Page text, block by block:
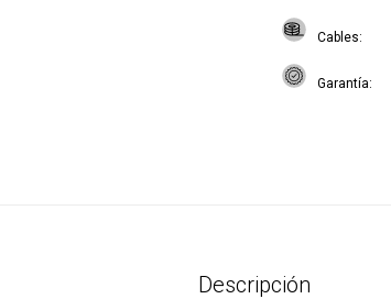
Cables
Garantía
Descripción